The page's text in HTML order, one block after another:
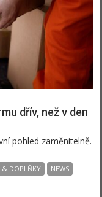
dřív, než v den
pohled zaměnitelně.
& DOPLŇKY
NEWS